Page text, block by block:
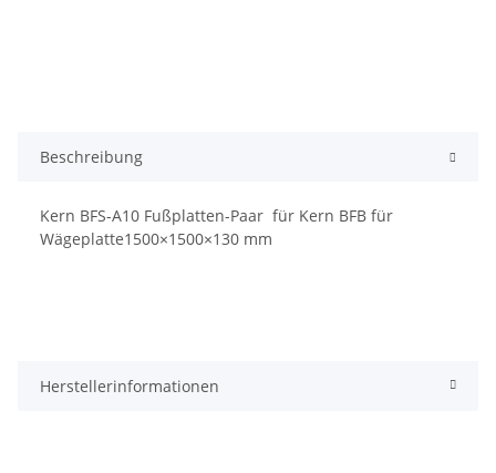
Beschreibung
Kern BFS-A10 Fußplatten-Paar für Kern BFB für
Wägeplatte1500×1500×130 mm
Herstellerinformationen